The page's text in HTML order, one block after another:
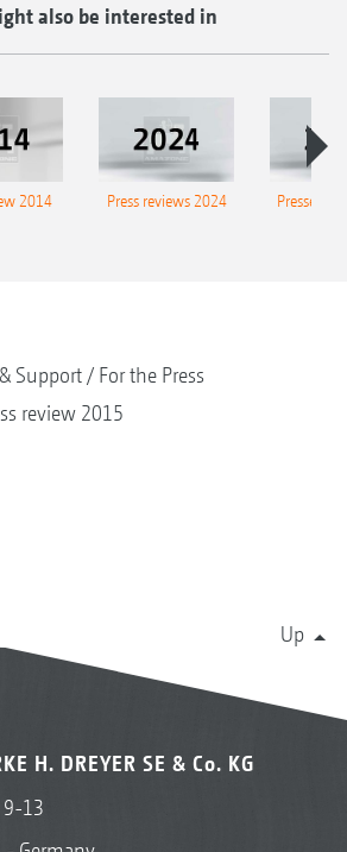
also be interested in
2014 Press reviews 2024 Presse-
Support
For the Press
review 2015
Up
H. DREYER SE & Co. KG
13